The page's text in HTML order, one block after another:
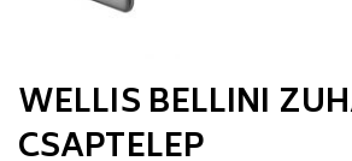
WELLIS BELLINI
CSAPTELEP